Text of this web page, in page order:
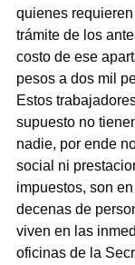
quienes
trámite de los
costo de ese
pesos a dos mil
Estos
supuesto no
nadie, por ende
social ni
impuestos, son
decenas de
viven en las
oficinas de la